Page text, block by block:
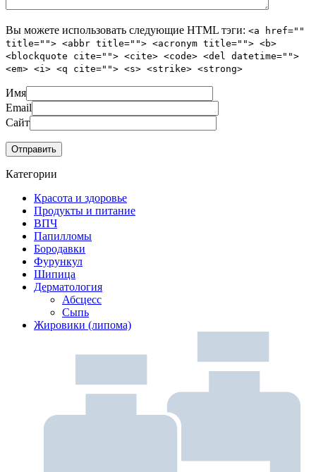
Вы можете использовать следующие HTML тэги: <a href=""
title=""> <abbr title=""> <acronym title=""> <b>
<blockquote cite=""> <cite> <code> <del datetime="">
<em> <i> <q cite=""> <s> <strike> <strong>
Имя
Email
Сайт
Категории
Красота и здоровье
Продукты и питание
ВПЧ
Папилломы
Бородавки
Фурункул
Шипица
Дерматология
Абсцесс
Сыпь
Жировики (липома)